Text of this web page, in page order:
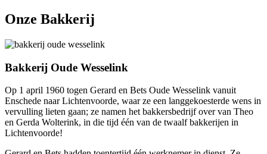
Onze Bakkerij
Bakkerij Oude Wesselink
Op 1 april 1960 togen Gerard en Bets Oude Wesselink vanuit
Enschede naar Lichtenvoorde, waar ze een langgekoesterde wens in
vervulling lieten gaan; ze namen het bakkersbedrijf over van Theo
en Gerda Wolterink, in die tijd één van de twaalf bakkerijen in
Lichtenvoorde!